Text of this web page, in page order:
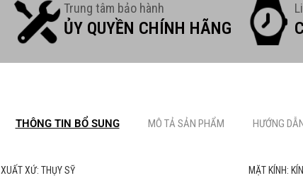
Trung tâm bảo hành
ỦY QUYỀN CHÍNH HÃNG
THÔNG TIN BỔ SUNG MÔ TẢ SẢN PHẨM HƯỚNG
XUẤT XỨ: THỤY SỸ
MẶT KÍNH: